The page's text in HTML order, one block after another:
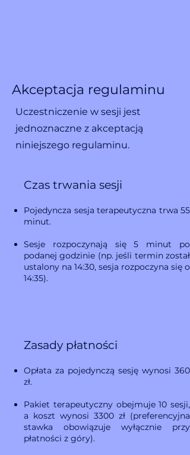
Akceptacja regulaminu
Uczestniczenie w sesji jest
jednoznaczne z akceptacją
niniejszego regulaminu.
Czas trwania sesji
Pojedyncza sesja terapeutyczna trwa 55
minut.
Sesje rozpoczynają się 5 minut po
podanej godzinie (np. jeśli termin został
ustalony na 14:30, sesja rozpoczyna się o
14:35).
Zasady płatności
Opłata za pojedynczą sesję wynosi 360
zł.
Pakiet terapeutyczny obejmuje 10 sesji,
a koszt wynosi 3300 zł (preferencyjna
stawka obowiązuje wyłącznie przy
płatności z góry).